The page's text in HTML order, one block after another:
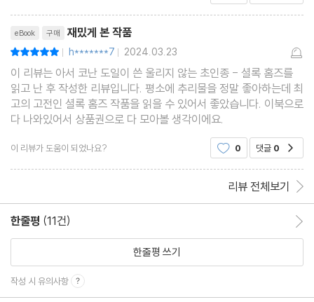
eBook 구매 재밌게 본 작품
| h*******7 | 2024.03.23
이 리뷰는 아서 코난 도일이 쓴 울리지 않는 초인종 - 셜록 홈즈를
읽고 난 후 작성한 리뷰입니다. 평소에 추리물을 정말 좋아하는데 최
고의 고전인 셜록 홈즈 작품을 읽을 수 있어서 좋았습니다. 이북으로
다 나와있어서 상품권으로 다 모아볼 생각이에요.
이 리뷰가 도움이 되었나요? 0 댓글 0
리뷰 전체보기
한줄평 (11건)
한줄평 쓰기
작성 시 유의사항